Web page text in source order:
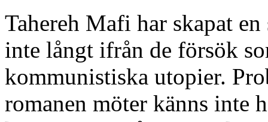
Tahereh Mafi har skapat
inte långt ifrån de försök
kommunistiska utopier.
romanen möter känns inte